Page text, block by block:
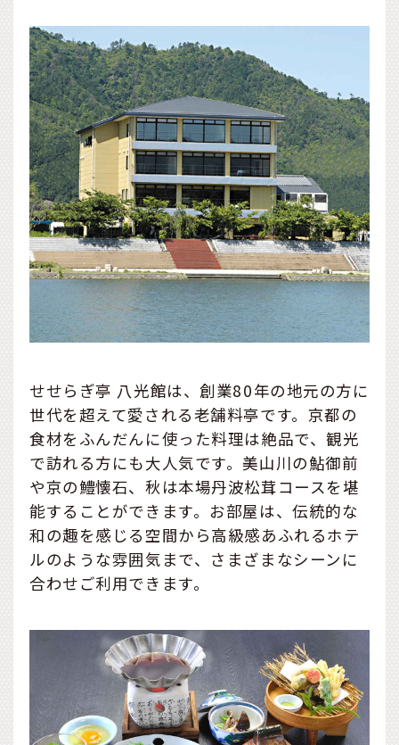
せせらぎ亭 八光館は、創業80年の地元の方に
世代を超えて愛される老舗料亭です。京都の
食材をふんだんに使った料理は絶品で、観光
で訪れる方にも大人気です。美山川の鮎御前
や京の鱧懐石、秋は本場丹波松茸コースを堪
能することができます。お部屋は、伝統的な
和の趣を感じる空間から高級感あふれるホテ
ルのような雰囲気まで、さまざまなシーンに
合わせご利用できます。